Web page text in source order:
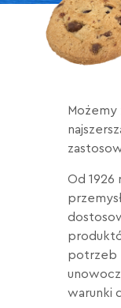
Od 1926
potrzeb
warunki